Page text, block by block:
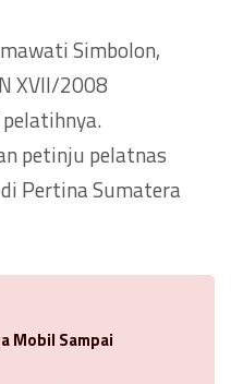
Simbolon,
XVII/2008
petinju pelatnas
Pertina Sumatera
Mobil Sampai